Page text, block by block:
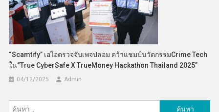
“Scamtify” เอไอตรวจจับเพจปลอม คว้าแชมป์นวัตกรรมCrime Tech
ใน“True CyberSafe X TrueMoney Hackathon Thailand 2025”
04/12/2025 Admin